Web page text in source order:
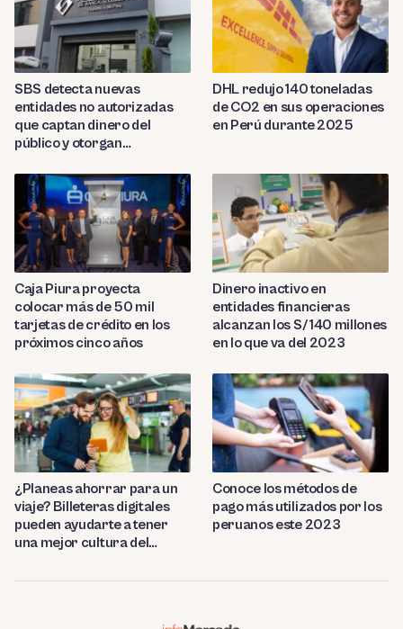
SBS detecta nuevas
entidades no autorizadas
que captan dinero del
público y otorgan
DHL redujo 140 toneladas
de CO2 en sus operaciones
en Perú durante 2025
Caja Piura proyecta
colocar más de 50 mil
tarjetas de crédito en los
próximos cinco años
Dinero inactivo en
entidades financieras
alcanzan los S/ 140 millones
en lo que va del 2023
¿Planeas ahorrar para un
viaje? Billeteras digitales
pueden ayudarte a tener
una mejor cultura del
Conoce los métodos de
pago más utilizados por los
peruanos este 2023